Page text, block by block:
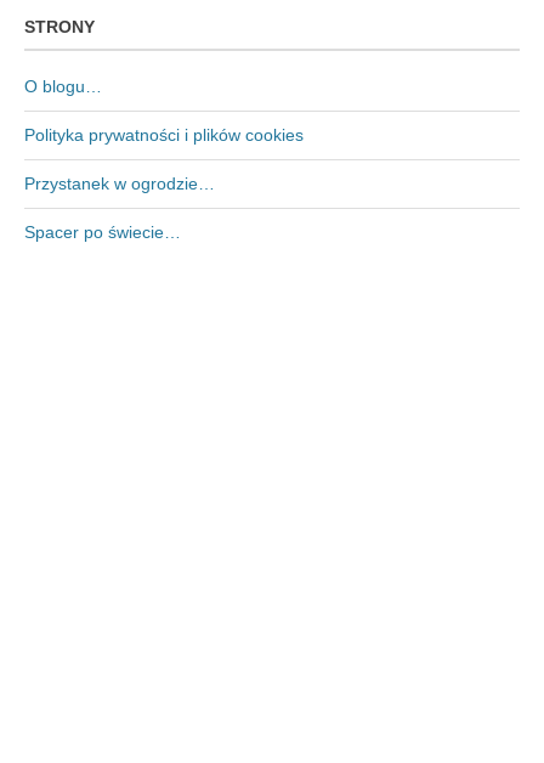
STRONY
O blogu…
Polityka prywatności i plików cookies
Przystanek w ogrodzie…
Spacer po świecie…